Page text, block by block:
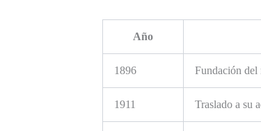
Año
1896 Fundación del
1911 Traslado a su